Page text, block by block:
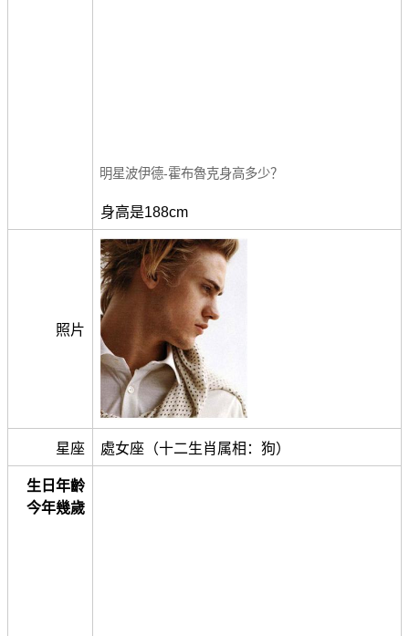
明星波伊德-霍布魯克身高多少？
身高是188cm
照片
星座 處女座（十二生肖属相：狗）
生日年齡
今年幾歲